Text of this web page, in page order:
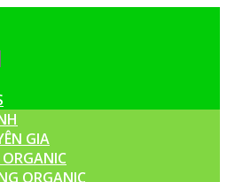
GIA
ORGANIC